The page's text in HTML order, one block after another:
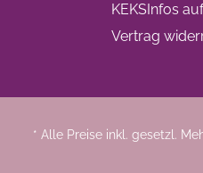
KEKSInfos
Vertrag
* Alle Preise inkl. gesetzl.